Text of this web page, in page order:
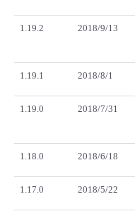
1.19.2 2018/9/13
1.19.1 2018/8/1
1.19.0 2018/7/31
1.18.0 2018/6/18
1.17.0 2018/5/22